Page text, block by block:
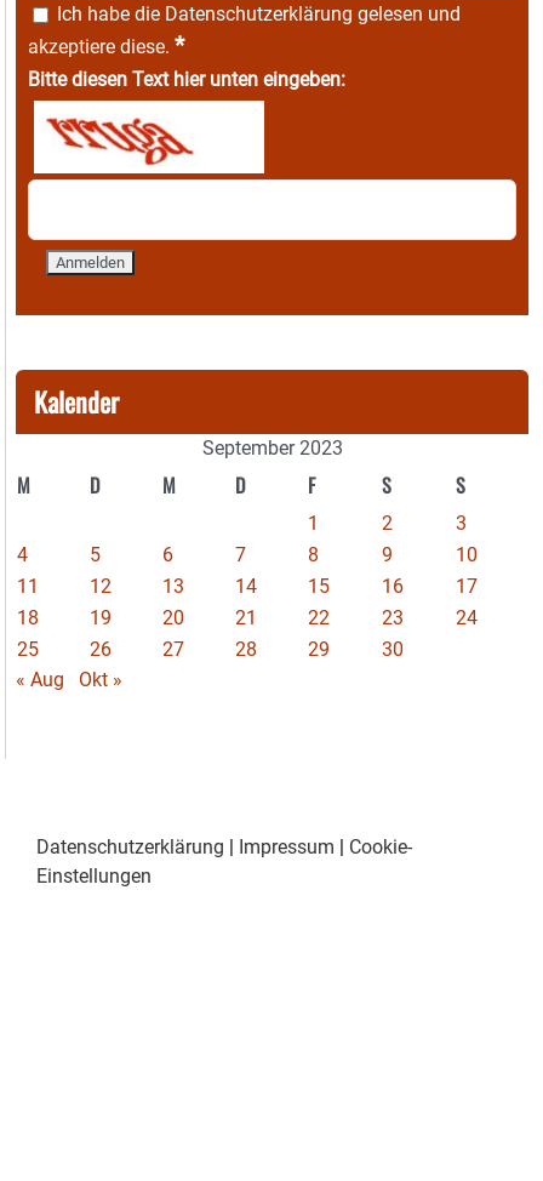
Ich habe die Datenschutzerklärung gelesen und
akzeptiere diese. *
Bitte diesen Text hier unten eingeben:
Kalender
September 2023
M D M D F S S
1 2
3
4
5 6 7 8 9
10
11
12 13 14 15 16
17
18
19 20 21 22 23
24
25
26 27 28 29
30
« Aug
Okt »
Datenschutzerklärung | Impressum | Cookie-
Einstellungen